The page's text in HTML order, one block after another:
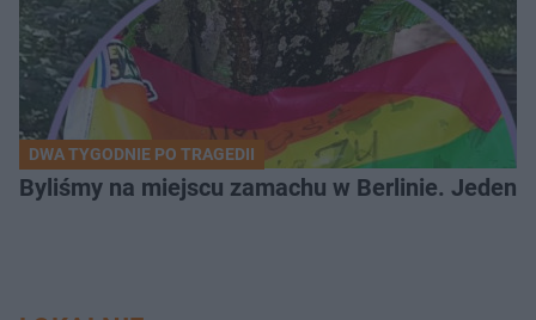
DWA TYGODNIE PO TRAGEDII
Byliśmy na miejscu zamachu w Berlinie. Jeden